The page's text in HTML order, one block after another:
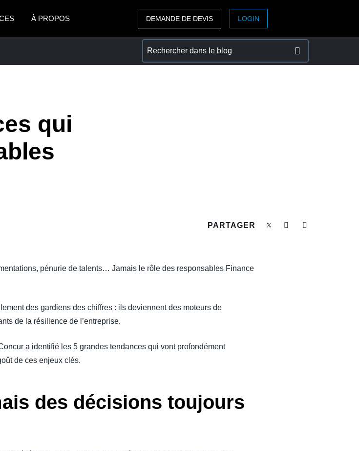
À PROPOS
Norway (English)
ASIA PACIFIC
DEMANDE DE DEVIS LOGIN
qui
PARTAGER
pénurie de talents… Jamais le rôle des responsables Finance
des gardiens des chiffres : ils deviennent des moteurs de
de la résilience de l’entreprise.
a identifié les 5 grandes tendances qui vont profondément
de ces enjeux clés.
des décisions toujours